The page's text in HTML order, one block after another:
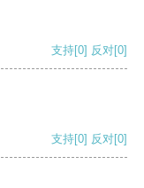
支持[0] 反对[0]
支持[0] 反对[0]